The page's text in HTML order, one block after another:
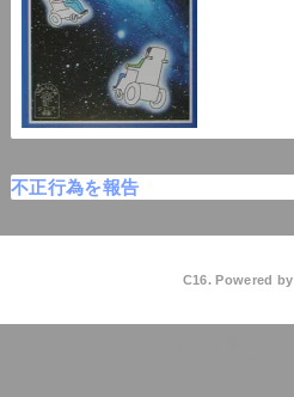
不正行為を報告
C16. Powered by